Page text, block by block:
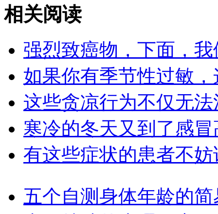
相关阅读
强烈致癌物，下面，我
如果你有季节性过敏，
这些贪凉行为不仅无法
寒冷的冬天又到了感冒
有这些症状的患者不妨
五个自测身体年龄的简